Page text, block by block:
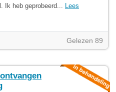
. Ik heb geprobeerd... Lees
Gelezen 89